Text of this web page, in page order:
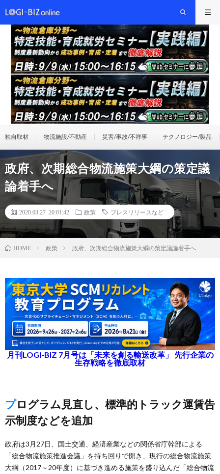
独自取材 物流施設/不動産 災害/事故/不祥事 テクノロジー/製品
政府、次期総合物流施策大綱の策定議
論着手へ
2020.03.27 20:01:42 政策 プレスリリースなど
HOME 政策 政府、次期総合物流施策大綱の策定議論着手へ
月刊LOGI-BIZ 7月号は「未来を創る輸送改革」 先行企業の
生存戦略を徹底取材
プログラム見直し、標準的トラック運賃告
示制度などを追加
政府は3月27日、国土交通、経済産業などの関係省庁幹部による
「総合物流施策推進会議」を持ち回りで開き、現行の総合物流施策
大綱（2017～20年度）に基づき進める施策を盛り込んだ「総合物流